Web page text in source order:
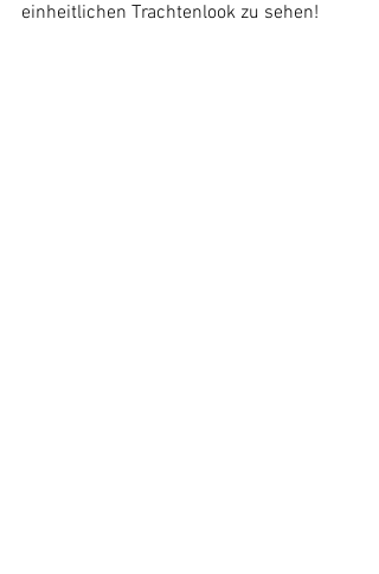
einheitlichen Trachtenlook zu sehen!